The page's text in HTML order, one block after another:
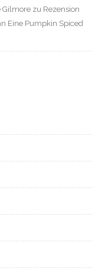
Gilmore zu Rezension
Eine Pumpkin Spiced